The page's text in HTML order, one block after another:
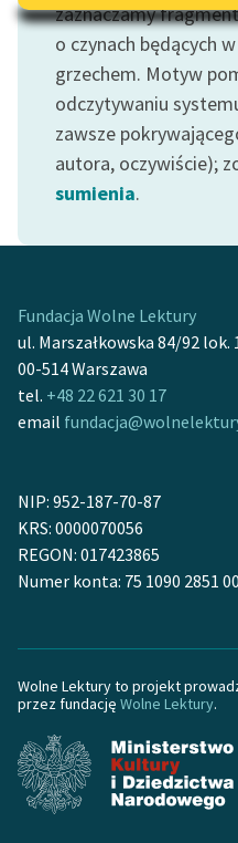
uczennic i uczniów z
niepełnosprawnościami
E-kolekcja lektur
szkolnych i literatury do
słuchania dla uczennic i
uczniów z
niepełnosprawnościami
Feministyczne inspiracje.
feministycznej
Ręce pełne poezji
Kolekcje edukacyjne
twórców przechodzących
Starego Testamentu
Odkurzamy bohaterów
Kontakt
O projekcie
Zespół
zaznaczamy
o czynach będących
grzechem. Motyw
odczytywaniu
zawsze
autora, oczywiście);
sumienia.
Fundacja Wolne Lektury
ul. Marszałkowska 84/92 lok.
00-514 Warszawa
tel. +48 22 621 30 17
email
NIP: 952-187-70-87
KRS: 0000070056
REGON: 017423865
Numer konta: 75 1090 2851
Wolne Lektury to projekt
przez fundację Wolne Lektury.